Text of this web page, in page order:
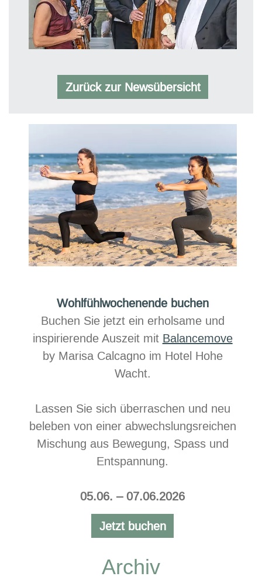
Zurück zur Newsübersicht
Wohlfühlwochenende buchen
Buchen Sie jetzt ein erholsame und
inspirierende Auszeit mit​ Balancemove
by Marisa Calcagno im Hotel Hohe
Wacht.
Lassen Sie sich überraschen und neu
beleben von einer abwechslungsreichen
Mischung aus Bewegung, Spass und
Entspannung.​​
05.06. – 07.06.2026
Jetzt buchen
Archiv